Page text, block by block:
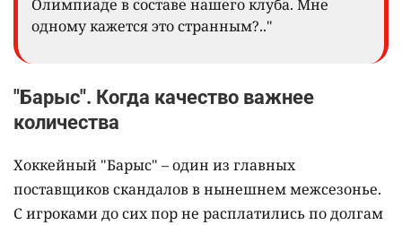
Олимпиаде в составе нашего клуба. Мне
одному кажется это странным?.."
"Барыс". Когда качество важнее
количества
Хоккейный "Барыс" – один из главных
поставщиков скандалов в нынешнем межсезонье.
С игроками до сих пор не расплатились по долгам